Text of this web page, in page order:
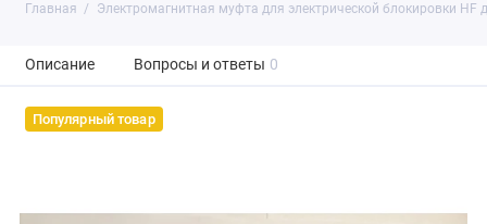
Главная Электромагнитная муфта для электрической блокировки HF
Описание Вопросы и ответы 0
Популярный товар